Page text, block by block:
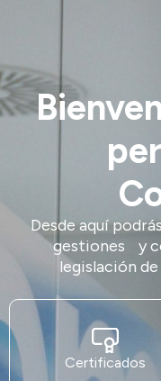
Desde aquí
gestiones y
legislación
Certificados